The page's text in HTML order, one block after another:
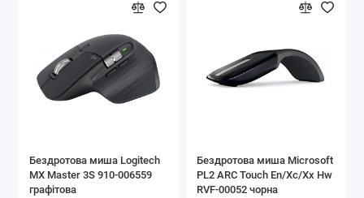
Бездротова миша Logitech
MX Master 3S 910-006559
графітова
Бездротова миша Microsoft
PL2 ARC Touch En/Xc/Xx Hw
RVF-00052 чорна